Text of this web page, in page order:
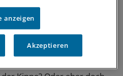
Zeiten des GKV-
es in der kommenden
sorgt
und Ärzten. Stehen die
anzeigen
Akzeptieren